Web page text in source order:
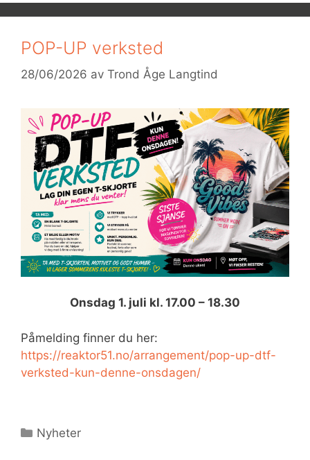
POP-UP verksted
28/06/2026 av Trond Åge Langtind
Onsdag 1. juli kl. 17.00 – 18.30
Påmelding finner du her:
https://reaktor51.no/arrangement/pop-up-dtf-
verksted-kun-denne-onsdagen/
Kategorier
Nyheter